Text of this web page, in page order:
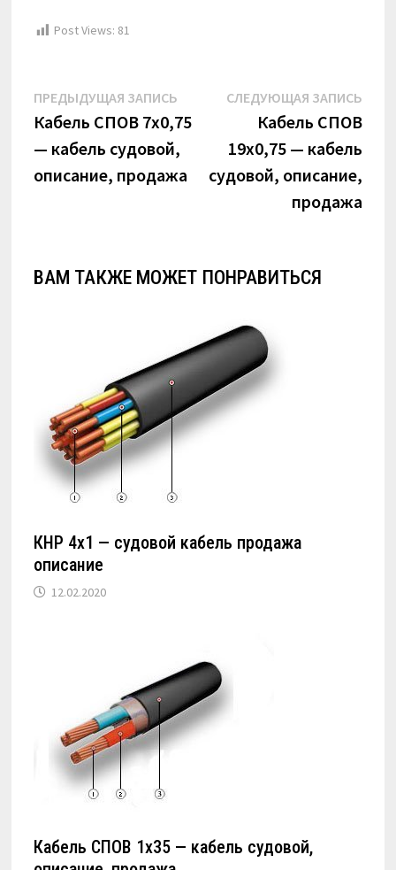
Post Views: 81
Навигация
по
записям
ПРЕДЫДУЩАЯ ЗАПИСЬ Предыдущая
запись:
Кабель СПОВ 7х0,75
— кабель судовой,
описание, продажа
СЛЕДУЮЩАЯ ЗАПИСЬ
Кабель СПОВ
19х0,75 — кабель
судовой, описание,
продажа
ВАМ ТАКЖЕ МОЖЕТ ПОНРАВИТЬСЯ
КНР 4х1 — судовой кабель продажа
описание
12.02.2020
Кабель СПОВ 1х35 — кабель судовой,